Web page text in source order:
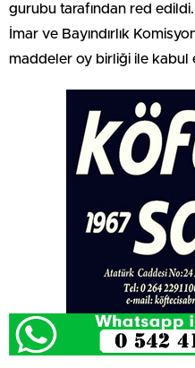
gurubu tarafından red
İmar ve Bayındırlık
maddeler oy birliği ile kabul